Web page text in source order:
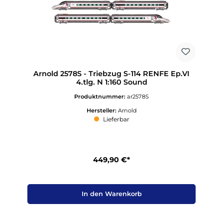
Arnold 2578S - Triebzug S-114 RENFE Ep.VI
4.tlg. N 1:160 Sound
Produktnummer: ar2578S
Hersteller: Arnold
Lieferbar
449,90 €*
In den Warenkorb